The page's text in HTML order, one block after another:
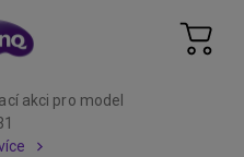
akci pro model